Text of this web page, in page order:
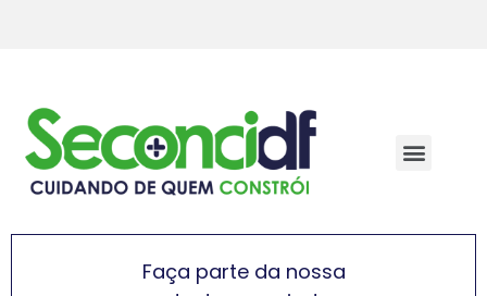
Faça parte da nossa